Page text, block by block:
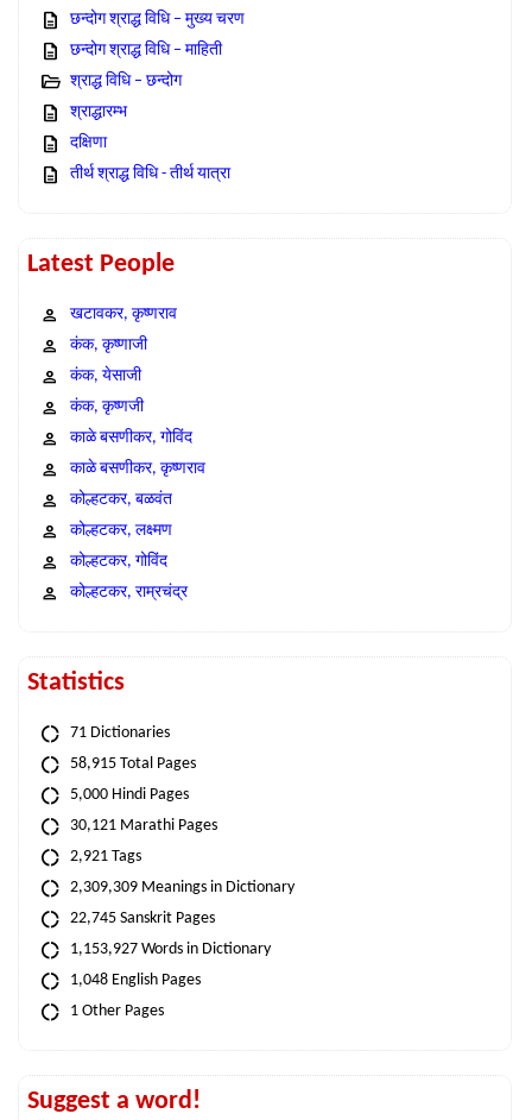
छन्दोग श्राद्ध विधि – मुख्य चरण
छन्दोग श्राद्ध विधि – माहिती
श्राद्ध विधि – छन्दोग
श्राद्धारम्भ
दक्षिणा
तीर्थ श्राद्ध विधि - तीर्थ यात्रा
Latest People
खटावकर, कृष्णराव
कंक, कृष्णाजी
कंक, येसाजी
कंक, कृष्णजी
काळे बसणीकर, गोविंद
काळे बसणीकर, कृष्णराव
कोल्हटकर, बळवंत
कोल्हटकर, लक्ष्मण
कोल्हटकर, गोविंद
कोल्हटकर, राम्रचंद्र
Statistics
71 Dictionaries
58,915 Total Pages
5,000 Hindi Pages
30,121 Marathi Pages
2,921 Tags
2,309,309 Meanings in Dictionary
22,745 Sanskrit Pages
1,153,927 Words in Dictionary
1,048 English Pages
1 Other Pages
Suggest a word!